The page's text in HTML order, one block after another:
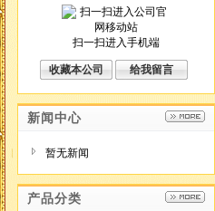
扫一扫进入手机端
收藏本公司 给我留言
新闻中心
暂无新闻
产品分类